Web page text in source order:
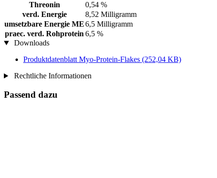
Threonin
0,54 %
verd. Energie
8,52 Milligramm
umsetzbare Energie ME6,5 Milligramm
praec. verd. Rohprotein 6,5 %
Downloads
Produktdatenblatt Myo-Protein-Flakes (252,04 KB)
Rechtliche Informationen
Passend dazu